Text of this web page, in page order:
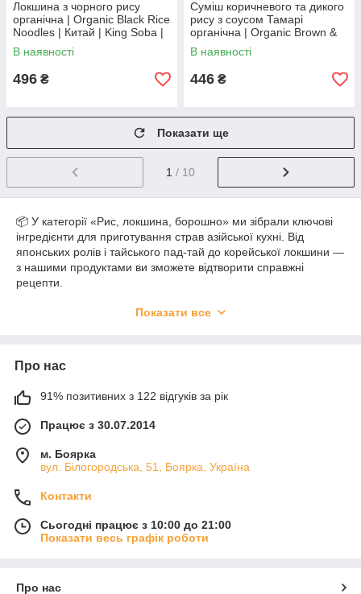
Локшина з чорного рису
органічна | Organic Black Rice
Noodles | Китай | King Soba |
250 г VG
В наявності
496 ₴
Суміш коричневого та дикого
рису з соусом Тамарі
органічна | Organic Brown &
Wild Rice with Tamari Soya
Sauce | Німечч
В наявності
446 ₴
Показати ще
1 / 10
📦 У категорії «Рис, локшина, борошно» ми зібрали ключові
інгредієнти для приготування страв азійської кухні. Від
японських ролів і тайського пад-тай до корейської локшини —
з нашими продуктами ви зможете відтворити справжні
рецепти.
рис різних сортів для суші, гарнірів і супів;
страв.
✨ Наші переваги:
автентичні продукти від відомих брендів;
можливість купити дрібним гуртом та вроздріб;
швидка доставка по Україні;
асортимент для домашнього використання та професійних
кухонь.
📌 Якщо ви шукаєте якісні інгредієнти для справжніх азійських
надійний вибір для дому та бізнесу.
Показати все
Про нас
91% позитивних з 122 відгуків за рік
Працює з 30.07.2014
м. Боярка
вул. Білогородська, 51, Боярка, Україна
Контакти
Сьогодні працює з 10:00 до 21:00
Показати весь графік роботи
Про нас